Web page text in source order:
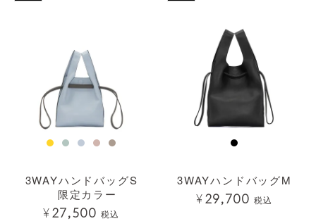
3WAYハンドバッグS
限定カラー
¥27,500 税込
3WAYハンドバッグM
¥29,700 税込